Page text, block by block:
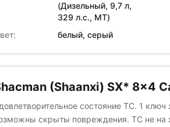
(Дизельный, 9,7 л,
329 л.с., МТ)
белый, серый
(Shaanxi) SX* 8x4
состояние ТС. 1 ключ
скрыты повреждения. ТС не на